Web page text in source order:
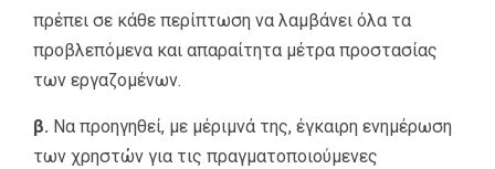
πρέπει σε κάθε περίπτωση να λαμβάνει όλα τα
προβλεπόμενα και απαραίτητα μέτρα προστασίας
των εργαζομένων.
β. Να προηγηθεί, με μέριμνά της, έγκαιρη ενημέρωση
των χρηστών για τις πραγματοποιούμενες